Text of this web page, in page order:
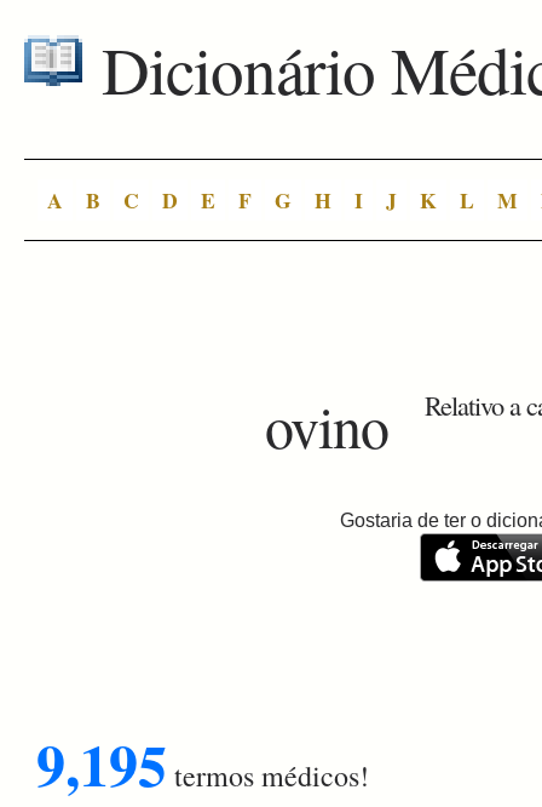
Dicionário
A B C D E F G H I J K L M
ovino Relativo a
Gostaria de ter o
9,195 termos médicos!